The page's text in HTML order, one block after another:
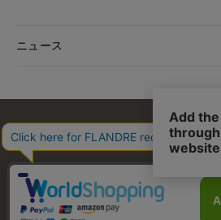
ニュース
お問い合わせ 利用規約 会社概要
特定商取引・古物営業法に基づく